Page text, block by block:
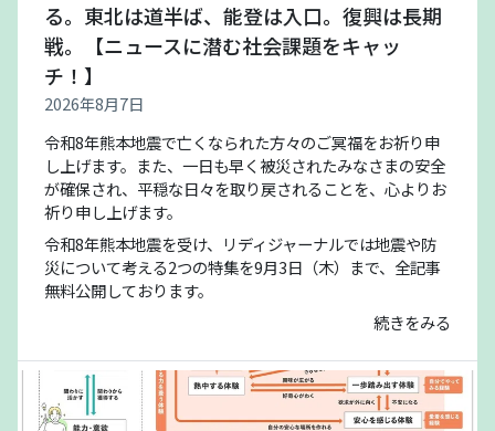
る。東北は道半ば、能登は入口。復興は長期
戦。【ニュースに潜む社会課題をキャッ
チ！】
2026年8月7日
令和8年熊本地震で亡くなられた方々のご冥福をお祈り申
し上げます。また、一日も早く被災されたみなさまの安全
が確保され、平穏な日々を取り戻されることを、心よりお
祈り申し上げます。
令和8年熊本地震を受け、リディジャーナルでは地震や防
災について考える2つの特集を9月3日（木）まで、全記事
無料公開しております。
続きをみる